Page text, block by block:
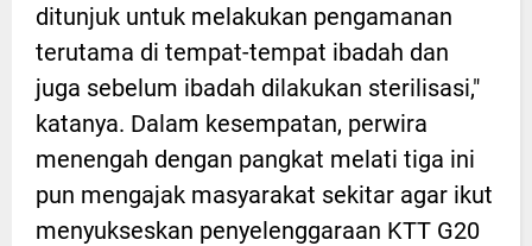
ditunjuk untuk melakukan pengamanan
terutama di tempat-tempat ibadah dan
juga sebelum ibadah dilakukan sterilisasi,"
katanya. Dalam kesempatan, perwira
menengah dengan pangkat melati tiga ini
pun mengajak masyarakat sekitar agar ikut
menyukseskan penyelenggaraan KTT G20